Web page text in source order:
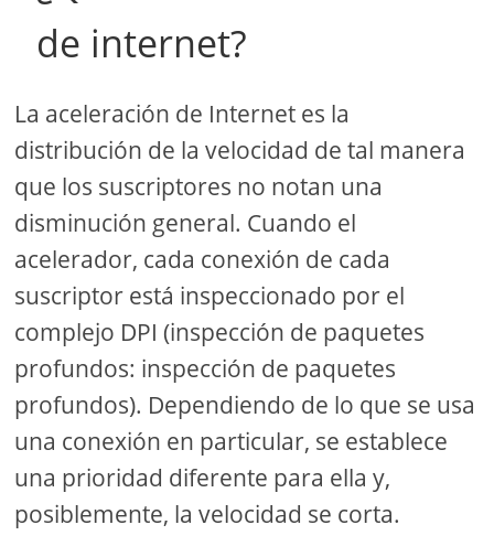
de internet?
La aceleración de Internet es la
distribución de la velocidad de tal manera
que los suscriptores no notan una
disminución general. Cuando el
acelerador, cada conexión de cada
suscriptor está inspeccionado por el
complejo DPI (inspección de paquetes
profundos: inspección de paquetes
profundos). Dependiendo de lo que se usa
una conexión en particular, se establece
una prioridad diferente para ella y,
posiblemente, la velocidad se corta.